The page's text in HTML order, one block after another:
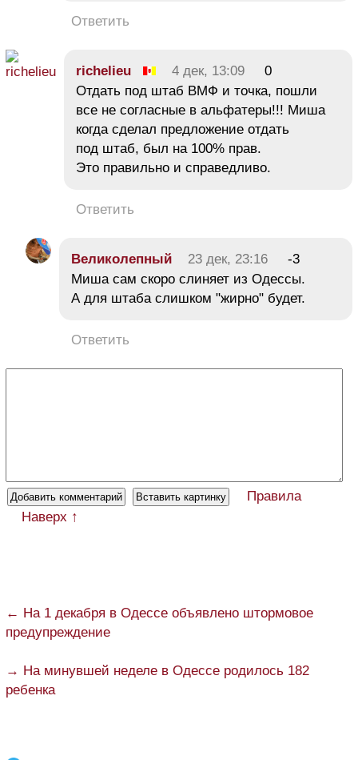
Ответить
richelieu 4 дек, 13:09
0
Отдать под штаб ВМФ и точка, пошли
все не согласные в альфатеры!!! Миша
когда сделал предложение отдать
под штаб, был на 100% прав.
Это правильно и справедливо.
Ответить
Великолепный 23 дек, 23:16
-3
Миша сам скоро слиняет из Одессы.
А для штаба слишком "жирно" будет.
Ответить
Правила
Наверх ↑
← На 1 декабря в Одессе объявлено штормовое
предупреждение
→ На минувшей неделе в Одессе родилось 182
ребенка